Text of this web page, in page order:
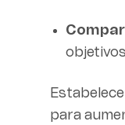
para